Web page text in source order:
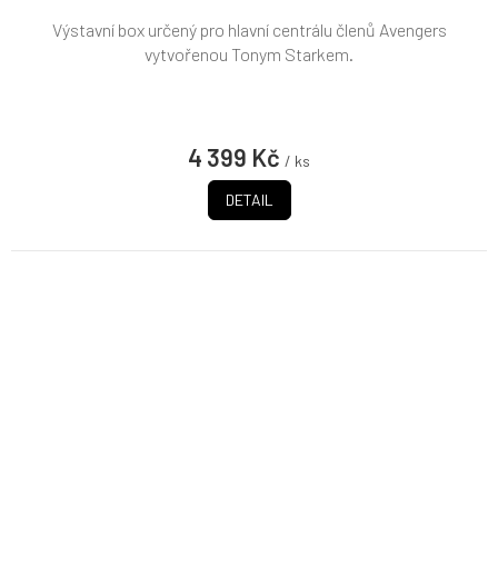
4 399 Kč / ks
DETAIL
Výstavní box určený pro hlavní centrálu členů Avengers
vytvořenou Tonym Starkem.